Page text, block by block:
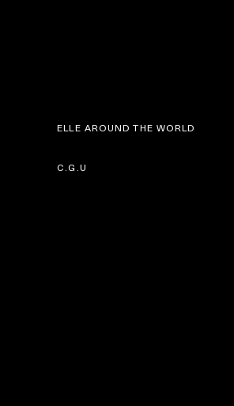
ELLE AROUND THE WORLD
C.G.U